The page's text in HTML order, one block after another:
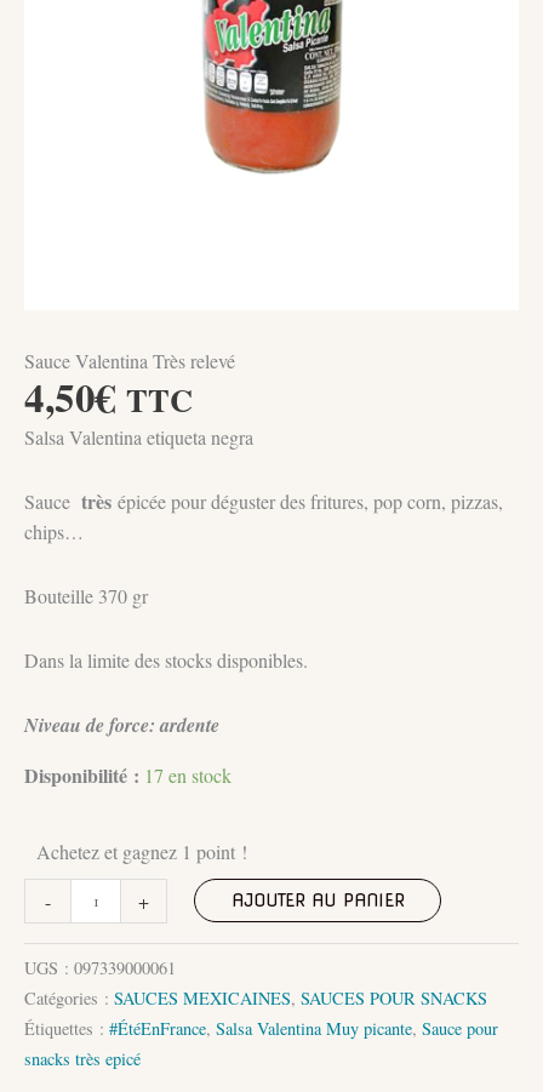
Sauce Valentina Très relevé
4,50€ TTC
Salsa Valentina etiqueta negra
Sauce très épicée pour déguster des fritures, pop corn, pizzas,
chips…
Bouteille 370 gr
Dans la limite des stocks disponibles.
Niveau de force: ardente
Disponibilité : 17 en stock
Achetez et gagnez 1 point !
-
de
Très
relevé
+ AJOUTER AU PANIER
UGS : 097339000061
Catégories : SAUCES MEXICAINES, SAUCES POUR SNACKS
Étiquettes : #ÉtéEnFrance, Salsa Valentina Muy picante, Sauce pour
snacks très epicé